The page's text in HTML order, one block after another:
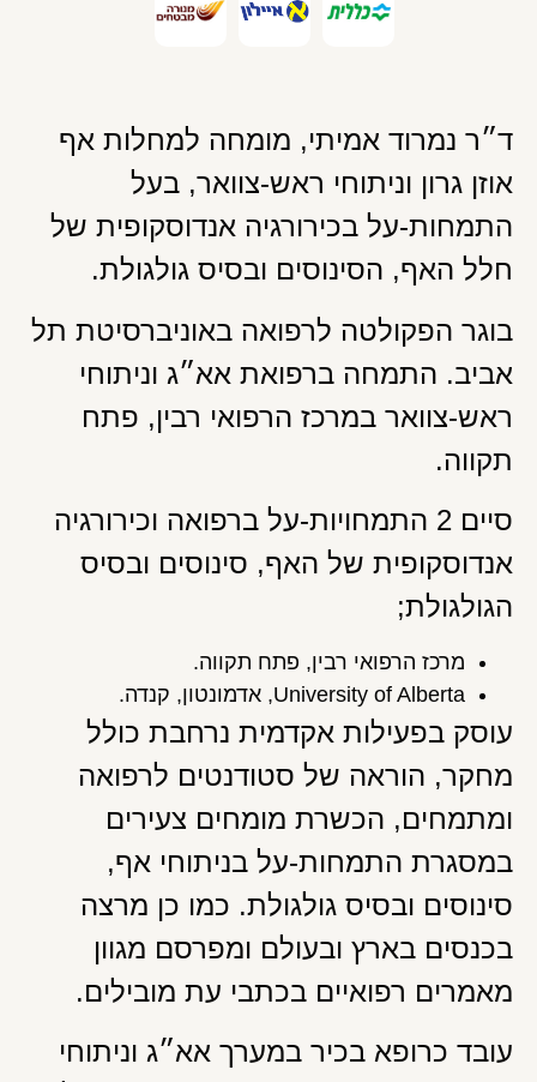
ד״ר נמרוד אמיתי, מומחה למחלות אף
אוזן גרון וניתוחי ראש-צוואר, בעל
התמחות-על בכירורגיה אנדוסקופית של
חלל האף, הסינוסים ובסיס גולגולת.
בוגר הפקולטה לרפואה באוניברסיטת תל
אביב. התמחה ברפואת אא״ג וניתוחי
ראש-צוואר במרכז הרפואי רבין, פתח
תקווה.
סיים 2 התמחויות-על ברפואה וכירורגיה
אנדוסקופית של האף, סינוסים ובסיס
הגולגולת;
מרכז הרפואי רבין, פתח תקווה.
University of Alberta, אדמונטון, קנדה.
עוסק בפעילות אקדמית נרחבת כולל
מחקר, הוראה של סטודנטים לרפואה
ומתמחים, הכשרת מומחים צעירים
במסגרת התמחות-על בניתוחי אף,
סינוסים ובסיס גולגולת. כמו כן מרצה
בכנסים בארץ ובעולם ומפרסם מגוון
מאמרים רפואיים בכתבי עת מובילים.
עובד כרופא בכיר במערך אא״ג וניתוחי